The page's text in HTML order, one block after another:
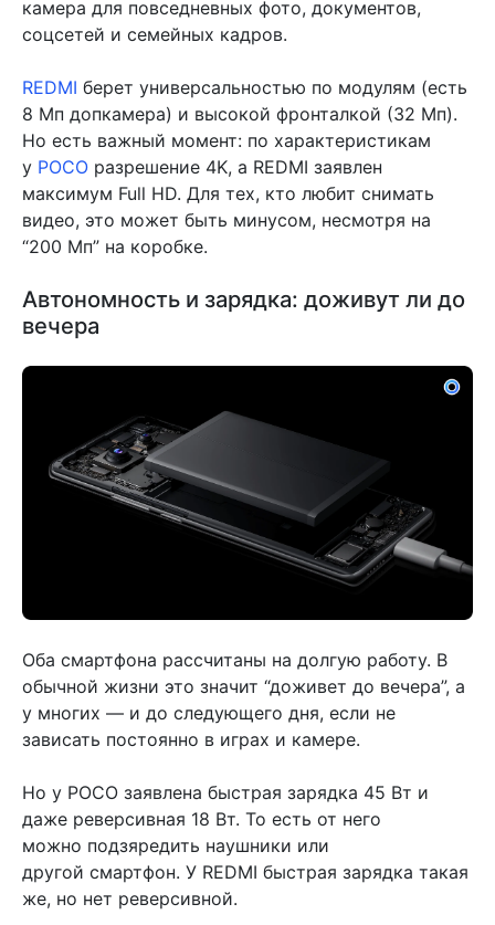
камера для повседневных фото, документов,
соцсетей и семейных кадров.
REDMI берет универсальностью по модулям (есть
8 Мп допкамера) и высокой фронталкой (32 Мп).
Но есть важный момент: по характеристикам
у POCO разрешение 4K, а REDMI заявлен
максимум Full HD. Для тех, кто любит снимать
видео, это может быть минусом, несмотря на
“200 Мп” на коробке.
Автономность и зарядка: доживут ли до
вечера
Оба смартфона рассчитаны на долгую работу. В
обычной жизни это значит “доживет до вечера”, а
у многих — и до следующего дня, если не
зависать постоянно в играх и камере.
Но у POCO заявлена быстрая зарядка 45 Вт и
даже реверсивная 18 Вт. То есть от него
можно подзяредить наушники или
другой смартфон. У REDMI быстрая зарядка такая
же, но нет реверсивной.